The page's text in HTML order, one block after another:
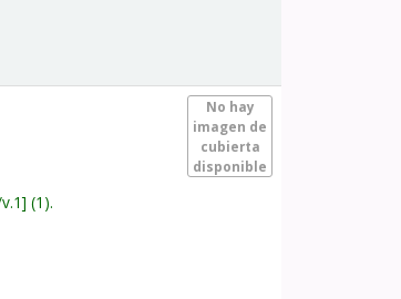
No hay
imagen de
cubierta
disponible
(1).